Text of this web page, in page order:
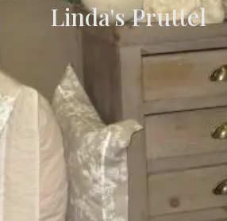
Linda's Pruttel